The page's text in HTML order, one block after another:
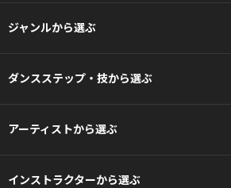
ジャンルから選ぶ
ダンスステップ・技から選ぶ
アーティストから選ぶ
インストラクターから選ぶ